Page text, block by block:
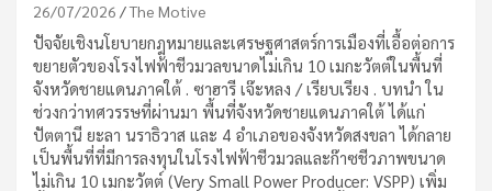
26/07/2026 The Motive
ปัจจัยเชิงนโยบายกฎหมายและเศรษฐศาสตร์การเมืองที่เอื้อต่อการ
ขยายตัวของโรงไฟฟ้าชีวมวลขนาดไม่เกิน 10 เมกะวัตต์ในพื้นที่
จังหวัดชายแดนภาคใต้ . ซาฮารี เจ๊ะหลง / เรียบเรียง . บทนำ ใน
ช่วงกว่าทศวรรษที่ผ่านมา พื้นที่จังหวัดชายแดนภาคใต้ ได้แก่
ปัตตานี ยะลา นราธิวาส และ 4 อำเภอของจังหวัดสงขลา ได้กลาย
เป็นพื้นที่ที่มีการลงทุนในโรงไฟฟ้าชีวมวลและก๊าซชีวภาพขนาด
ไม่เกิน 10 เมกะวัตต์ (Very Small Power Producer: VSPP) เพิ่ม